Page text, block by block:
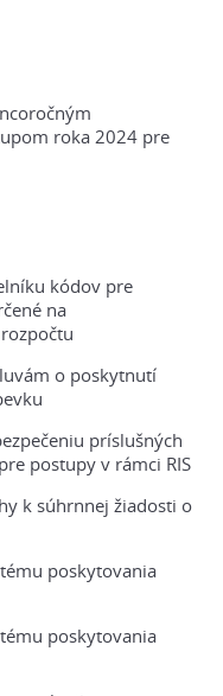
roka 2024 pre
kódov pre
na
o poskytnutí
príslušných
postupy v rámci RIS
k súhrnnej žiadosti o
poskytovania
poskytovania